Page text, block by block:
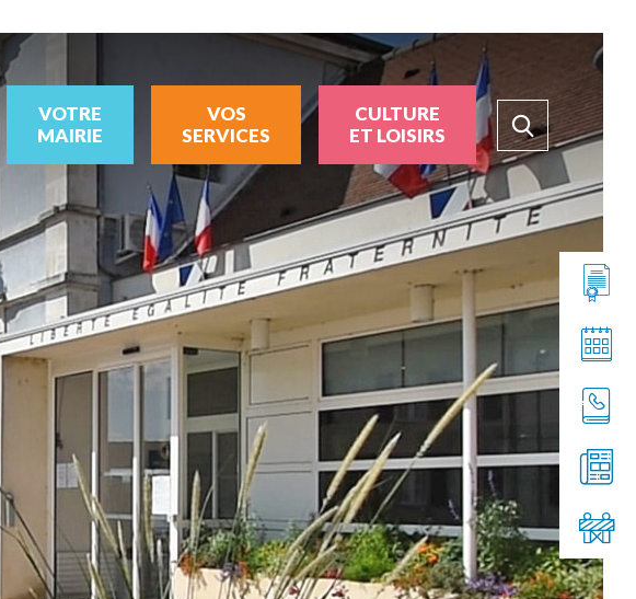
VOTRE
MAIRIE
VOS
SERVICES
CULTURE
ET LOISIRS